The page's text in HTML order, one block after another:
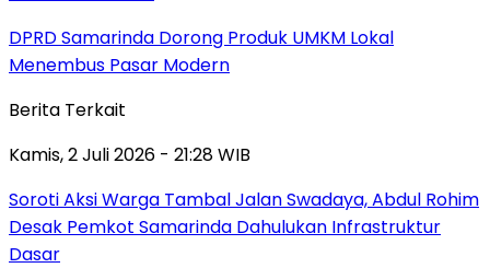
DPRD Samarinda Dorong Produk UMKM Lokal
Menembus Pasar Modern
Berita Terkait
Kamis, 2 Juli 2026 - 21:28 WIB
Soroti Aksi Warga Tambal Jalan Swadaya, Abdul Rohim
Desak Pemkot Samarinda Dahulukan Infrastruktur
Dasar